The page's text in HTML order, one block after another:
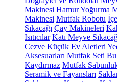
Makinesi Hamur Yoğurma
Makinesi Mutfak Robotu
Sıkacağı Çay Makineleri
Isıtıcılar Katı Meyve
Cezve Küçük Ev Aletleri
Aksesuarları Mutfak Seti
Kaydırmaz Mutfak
Seramik ve Fayansları